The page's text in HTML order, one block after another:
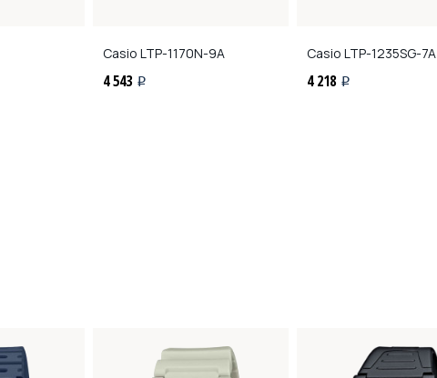
Casio LTP-1170N-9A
4 543 i
Casio LTP-1235SG-7A
4 218 i